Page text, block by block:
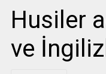
Husiler
ve